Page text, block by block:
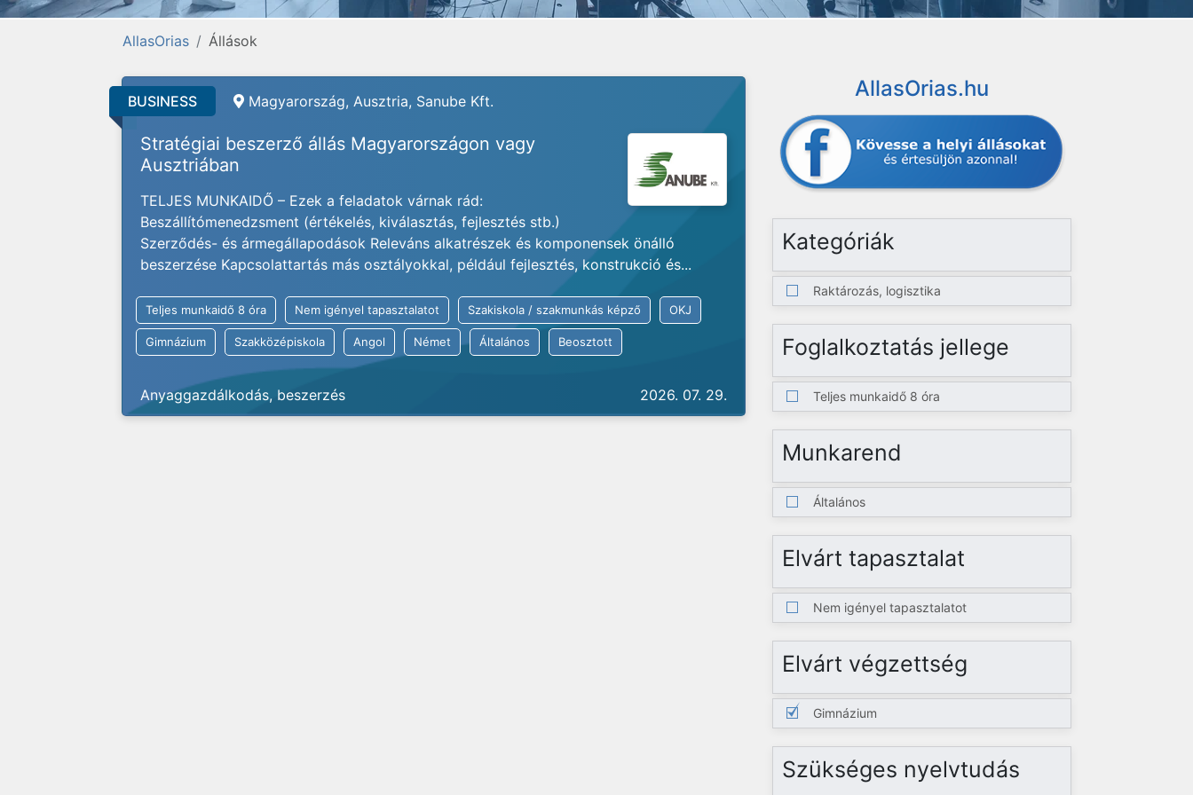
AllasOrias Állások
BUSINESS Magyarország, Ausztria, Sanube Kft.
Stratégiai beszerző állás Magyarországon vagy
Ausztriában
TELJES MUNKAIDŐ – Ezek a feladatok várnak rád:
Beszállítómenedzsment (értékelés, kiválasztás, fejlesztés stb.)
Szerződés- és ármegállapodások Releváns alkatrészek és komponensek önálló
beszerzése Kapcsolattartás más osztályokkal, például fejlesztés, konstrukció és...
Teljes munkaidő 8 óra Nem igényel tapasztalatot Szakiskola / szakmunkás képző OKJ
Gimnázium Szakközépiskola Angol Német Általános Beosztott
Anyaggazdálkodás, beszerzés 2026. 07. 29.
AllasOrias.hu
Kategóriák
Raktározás, logisztika
Foglalkoztatás jellege
Teljes munkaidő 8 óra
Munkarend
Általános
Elvárt tapasztalat
Nem igényel tapasztalatot
Elvárt végzettség
Gimnázium
Szükséges nyelvtudás